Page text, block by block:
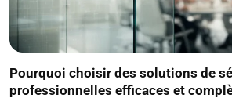
Pourquoi choisir des solutions de
professionnelles efficaces et